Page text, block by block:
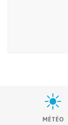
MÉTÉO